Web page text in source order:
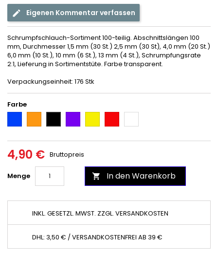
Eigenen Kommentar verfassen
Schrumpfschlauch-Sortiment 100-teilig. Abschnittslängen 100
mm, Durchmesser 1,5 mm (30 St.) 2,5 mm (30 St), 4,0 mm (20 St.)
6,0 mm (10 St.), 10 mm (6 St.), 13 mm (4 St.), Schrumpfungsrate
2:1, Lieferung in Sortimentstüte. Farbe transparent.
Verpackungseinheit: 176 Stk
Farbe
4,90 € Bruttopreis
Menge  In den Warenkorb
INKL. GESETZL. MWST. ZZGL. VERSANDKOSTEN
DHL: 3,50 € / VERSANDKOSTENFREI AB 39 €